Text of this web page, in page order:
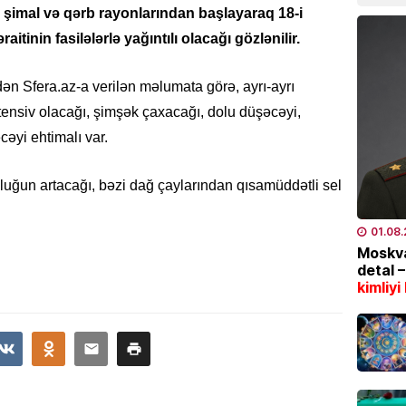
şimal və qərb rayonlarından başlayaraq 18-i
fasilələrlə yağıntılı olacağı gözlənilir.
Sfera.az-a verilən məlumata görə, ayrı-ayrı
olacağı, şimşək çaxacağı, dolu düşəcəyi,
ehtimalı var.
artacağı, bəzi dağ çaylarından qısamüddətli sel
İDMAN
SƏHIYYƏ
detal –
kimliyi